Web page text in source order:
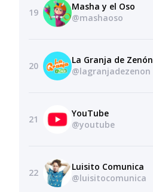
19
Masha y el Oso
@mashaoso
20
La Granja de Zenón
@lagranjadezenon
21
YouTube
@youtube
22
Luisito Comunica
@luisitocomunica